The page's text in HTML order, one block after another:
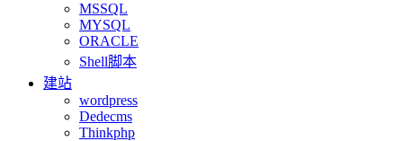
MSSQL
MYSQL
ORACLE
Shell脚本
建站
wordpress
Dedecms
Thinkphp